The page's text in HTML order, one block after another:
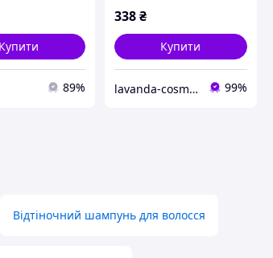
kaypro
Купити
89%
338₴
Купити
lavanda-cosmetic.prom.ua 99%
Відтіночний шампунь для волосся